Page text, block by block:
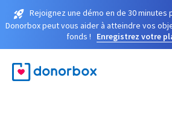
Rejoignez une démo en de 30 minutes
Donorbox peut vous aider à atteindre vos
fonds !
Enregistrez votre